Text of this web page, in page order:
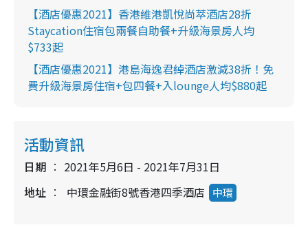
【酒店優惠2021】香港維港凱悅尚萃酒店28折
Staycation住宿包兩餐自助餐+升級海景房人均
$733起
【酒店優惠2021】港島海逸君綽酒店激減38折！免
費升級海景房住宿+包四餐+入lounge人均$880起
活動資訊
日期
2021年5月6日 - 2021年7月31日
地址
中環金融街8號香港四季酒店 中環